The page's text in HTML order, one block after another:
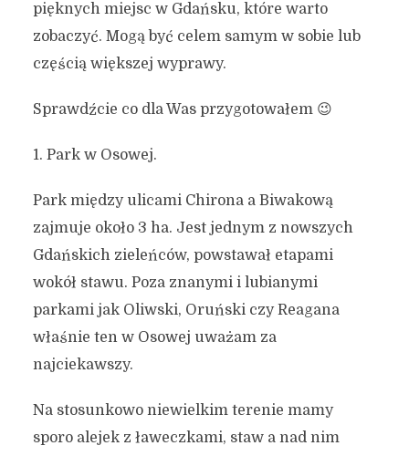
pięknych miejsc w Gdańsku, które warto
zobaczyć. Mogą być celem samym w sobie lub
częścią większej wyprawy.
Sprawdźcie co dla Was przygotowałem 😉
1. Park w Osowej.
Park między ulicami Chirona a Biwakową
zajmuje około 3 ha. Jest jednym z nowszych
Gdańskich zieleńców, powstawał etapami
wokół stawu. Poza znanymi i lubianymi
parkami jak Oliwski, Oruński czy Reagana
właśnie ten w Osowej uważam za
najciekawszy.
Na stosunkowo niewielkim terenie mamy
sporo alejek z ławeczkami, staw a nad nim